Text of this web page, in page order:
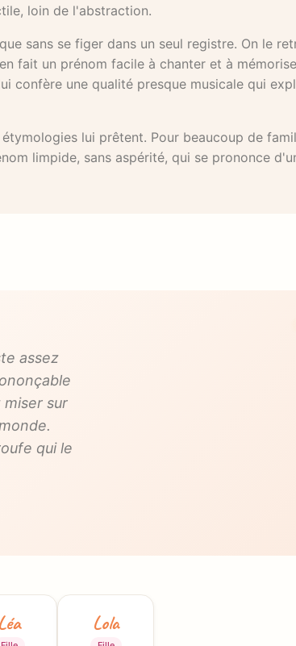
loin de l'abstraction.
sans se figer dans un seul registre. On le
fait un prénom facile à chanter et à
confère une qualité presque musicale qui
lui prêtent. Pour beaucoup de
limpide, sans aspérité, qui se prononce
assez
sur
qui le
Léa Lola